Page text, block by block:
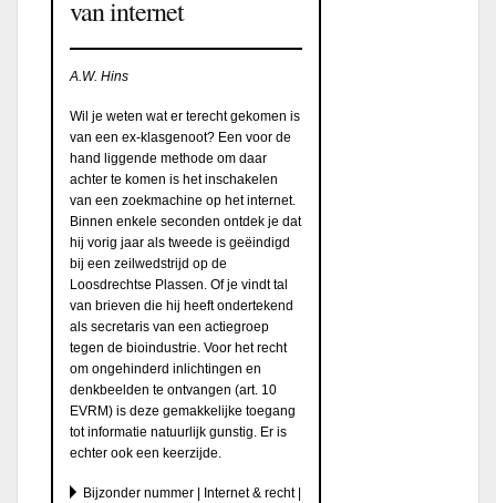
van internet
A.W. Hins
Wil je weten wat er terecht gekomen is
van een ex-klasgenoot? Een voor de
hand liggende methode om daar
achter te komen is het inschakelen
van een zoekmachine op het internet.
Binnen enkele seconden ontdek je dat
hij vorig jaar als tweede is geëindigd
bij een zeilwedstrijd op de
Loosdrechtse Plassen. Of je vindt tal
van brieven die hij heeft ondertekend
als secretaris van een actiegroep
tegen de bioindustrie. Voor het recht
om ongehinderd inlichtingen en
denkbeelden te ontvangen (art. 10
EVRM) is deze gemakkelijke toegang
tot informatie natuurlijk gunstig. Er is
echter ook een keerzijde.
Bijzonder nummer | Internet & recht |